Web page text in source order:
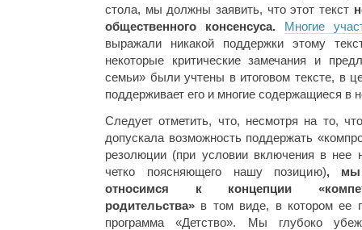
стола, мы должны заявить, что этот текст
общественного консенсуса. Многие
выражали никакой поддержки этому
некоторые критические замечания и
семьи» были учтены в итоговом тексте, в
поддерживает его и многие содержащиеся в
Следует отметить, что, несмотря на то,
допускала возможность поддержать
резолюции (при условии включения в нее
четко поясняющего нашу позицию), мы
относимся к концепции
родительства» в том виде, в котором ее
программа «Детство». Мы глубоко